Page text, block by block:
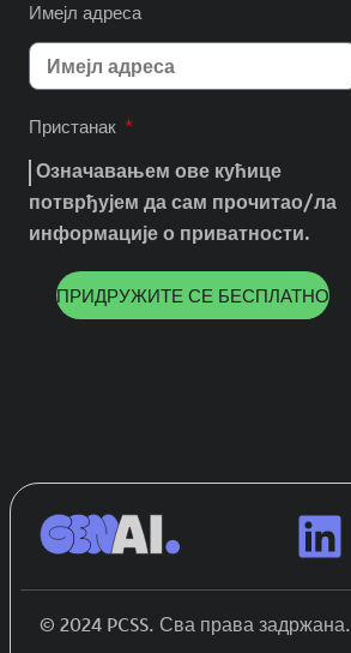
Имејл адреса
Пристанак
Означавањем ове кућице
потврђујем да сам прочитао/ла
информације о приватности.
ПРИДРУЖИТЕ СЕ БЕСПЛАТНО
© 2024 PCSS. Сва права задржана.